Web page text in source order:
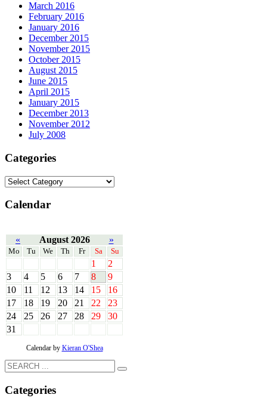
March 2016
February 2016
January 2016
December 2015
November 2015
October 2015
August 2015
June 2015
April 2015
January 2015
December 2013
November 2012
July 2008
Categories
Calendar
« August 2026 »
Mo Tu We Th Fr Sa Su
1
2
3
4 5 6 7 8
9
10
11 12 13 14 15
16
17
18 19 20 21 22
23
24
25 26 27 28 29
30
31
Calendar by Kieran O'Shea
Categories